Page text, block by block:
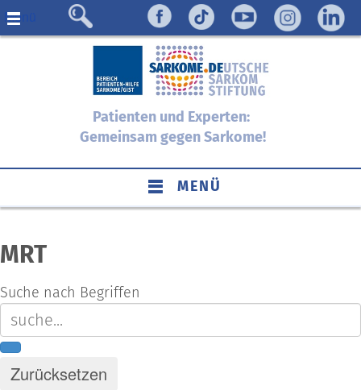
Menü
Patienten und Experten:
Gemeinsam gegen Sarkome!
MENÜ
MRT
Suche nach Begriffen